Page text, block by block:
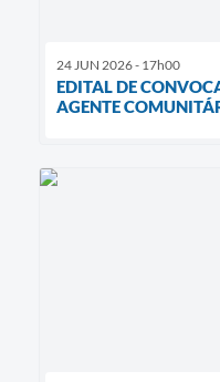
24 JUN 2026 - 17h00
EDITAL DE
AGENTE